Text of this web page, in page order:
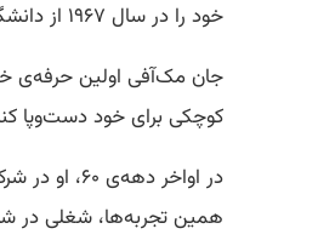
خود را در سال ۱۹۶۷ از دانشگاه رانوک دریافت کرد و بعدها در کالج نورث ایست لوئیزیانا، تحصیلاتش را ادامه داد؛ هرچند مدرک دکترای او به خاطر سوء رفتار توقیف شد.
جان مک‌آفی اولین حرفه‌ی
کوچکی برای خود دست‌وپا
در اواخر